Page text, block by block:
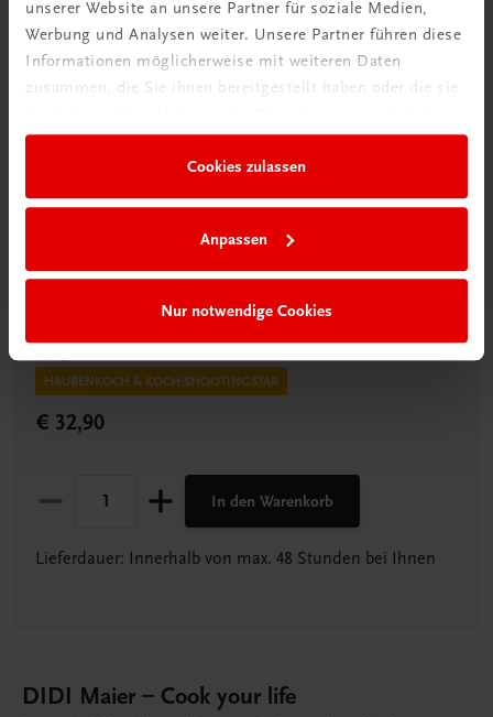
unserer Website an unsere Partner für soziale Medien,
Werbung und Analysen weiter. Unsere Partner führen diese
Informationen möglicherweise mit weiteren Daten
zusammen, die Sie ihnen bereitgestellt haben oder die sie
Cookies zulassen
Anpassen
Nur notwendige Cookies
DIDI Maier – Cook your life
HAUBENKOCH & KOCH-SHOOTINGSTAR
€ 32,90
In den Warenkorb
Lieferdauer: Innerhalb von max. 48 Stunden bei Ihnen
DIDI Maier – Cook your life